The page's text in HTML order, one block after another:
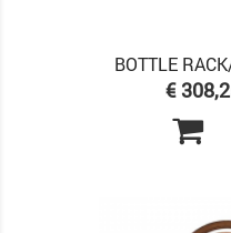
BOTTLE
Prijs
€